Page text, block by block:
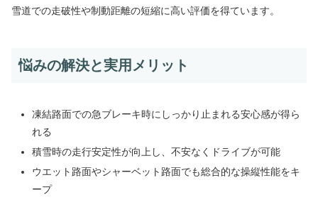
雪道での走破性や制動距離の短縮に高い評価を得ています。
悩みの解決と実用メリット
凍結路面での急ブレーキ時にしっかり止まれる安心感が得ら
れる
積雪時の走行安定性が向上し、不安なくドライブが可能
ウエット路面やシャーベット路面でも総合的な操縦性能をキ
ープ